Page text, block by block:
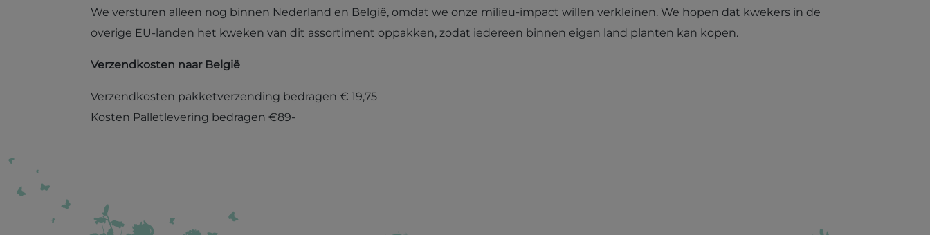
We versturen alleen nog binnen Nederland en België, omdat we onze milieu-impact willen verkleinen. We hopen dat kwekers in de
overige EU-landen het kweken van dit assortiment oppakken, zodat iedereen binnen eigen land planten kan kopen.
Verzendkosten naar België
Verzendkosten pakketverzending bedragen € 19,75
Kosten Palletlevering bedragen €89-